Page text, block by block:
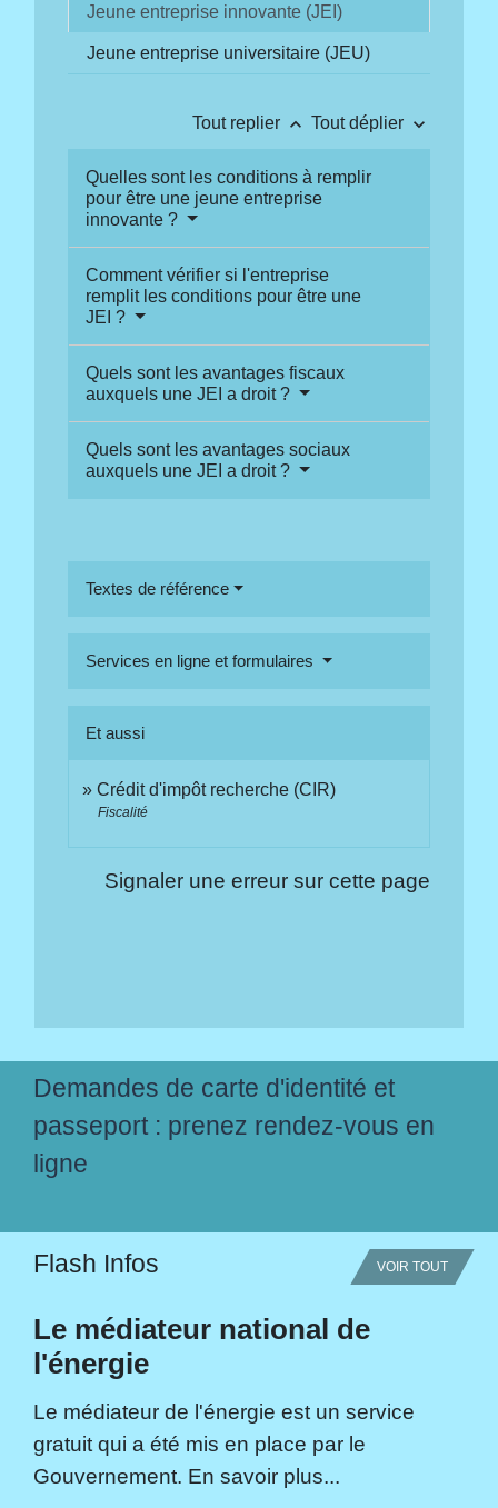
Jeune entreprise innovante (JEI)
Jeune entreprise universitaire (JEU)
Tout replier keyboard_arrow_up Tout déplier keyboard_arrow_down
Quelles sont les conditions à remplir
pour être une jeune entreprise
innovante ?
Comment vérifier si l'entreprise
remplit les conditions pour être une
JEI ?
Quels sont les avantages fiscaux
auxquels une JEI a droit ?
Quels sont les avantages sociaux
auxquels une JEI a droit ?
Textes de référence
Services en ligne et formulaires
Et aussi
Crédit d'impôt recherche (CIR)
Fiscalité
Signaler une erreur sur cette page
Demandes de carte d'identité et
passeport : prenez rendez-vous en
ligne
Flash Infos VOIR TOUT
Le médiateur national de
l'énergie
Le médiateur de l'énergie est un service
gratuit qui a été mis en place par le
Gouvernement. En savoir plus...